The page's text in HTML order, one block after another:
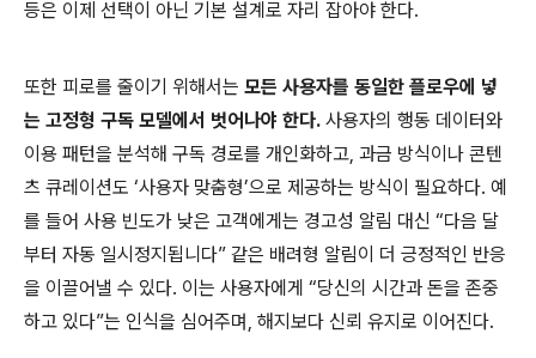
등은 이제 선택이 아닌 기본 설계로 자리 잡아야 한다.
또한 피로를 줄이기 위해서는 모든 사용자를 동일한 플로우에 넣
는 고정형 구독 모델에서 벗어나야 한다. 사용자의 행동 데이터와
이용 패턴을 분석해 구독 경로를 개인화하고, 과금 방식이나 콘텐
츠 큐레이션도 ‘사용자 맞춤형’으로 제공하는 방식이 필요하다. 예
를 들어 사용 빈도가 낮은 고객에게는 경고성 알림 대신 “다음 달
부터 자동 일시정지됩니다” 같은 배려형 알림이 더 긍정적인 반응
을 이끌어낼 수 있다. 이는 사용자에게 “당신의 시간과 돈을 존중
하고 있다”는 인식을 심어주며, 해지보다 신뢰 유지로 이어진다.